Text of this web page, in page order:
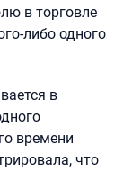
в торговле
либо одного
в
времени
что